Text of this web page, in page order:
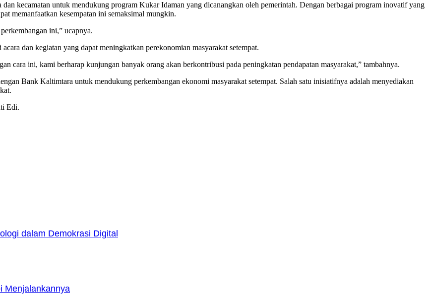
kecamatan untuk mendukung program Kukar Idaman yang dicanangkan oleh pemerintah. Dengan berbagai program inovatif yang
memanfaatkan kesempatan ini semaksimal mungkin.
ini,” ucapnya.
dan kegiatan yang dapat meningkatkan perekonomian masyarakat setempat.
cara ini, kami berharap kunjungan banyak orang akan berkontribusi pada peningkatan pendapatan masyarakat,” tambahnya.
Bank Kaltimtara untuk mendukung perkembangan ekonomi masyarakat setempat. Salah satu inisiatifnya adalah menyediakan
Edi.
dalam Demokrasi Digital
Menjalankannya